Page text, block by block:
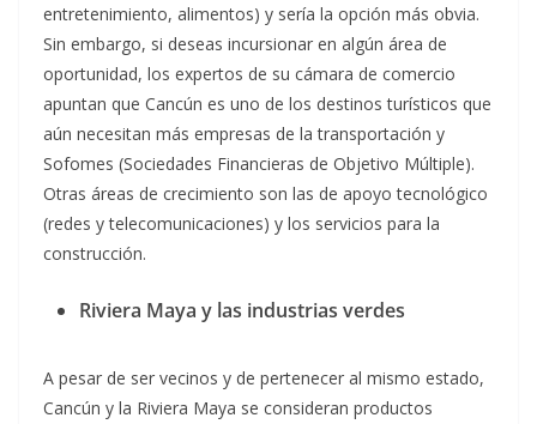
entretenimiento, alimentos) y sería la opción más obvia.
Sin embargo, si deseas incursionar en algún área de
oportunidad, los expertos de su cámara de comercio
apuntan que Cancún es uno de los destinos turísticos que
aún necesitan más empresas de la transportación y
Sofomes (Sociedades Financieras de Objetivo Múltiple).
Otras áreas de crecimiento son las de apoyo tecnológico
(redes y telecomunicaciones) y los servicios para la
construcción.
Riviera Maya y las industrias verdes
A pesar de ser vecinos y de pertenecer al mismo estado,
Cancún y la Riviera Maya se consideran productos